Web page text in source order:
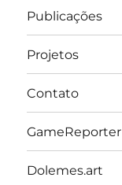
Publicações
Projetos
Contato
GameReporter
Dolemes.art